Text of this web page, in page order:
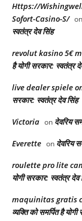
Https://
Sofort-Casino-S/ on
स्वतंत्र देव सिंह
revolut kasino 5€
है योगी सरकार: स्वतंत्र
live dealer spiele
सरकार: स्वतंत्र देव सिंह
Victoria on देवरिय
Everette on देवरिय
roulette pro lite
योगी सरकार: स्वतंत्र देव
maquinitas gratis
व्यक्ति को समर्पित है